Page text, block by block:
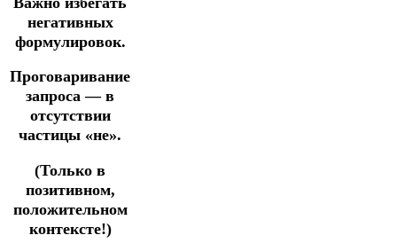
негативных
формулировок.
Проговаривание
запроса — в
отсутствии
частицы «не».
(Только в
позитивном,
положительном
контексте!)